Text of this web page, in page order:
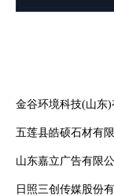
金谷环境科技(山东)
五莲县皓硕石材有
山东嘉立广告有限公
日照三创传媒股份